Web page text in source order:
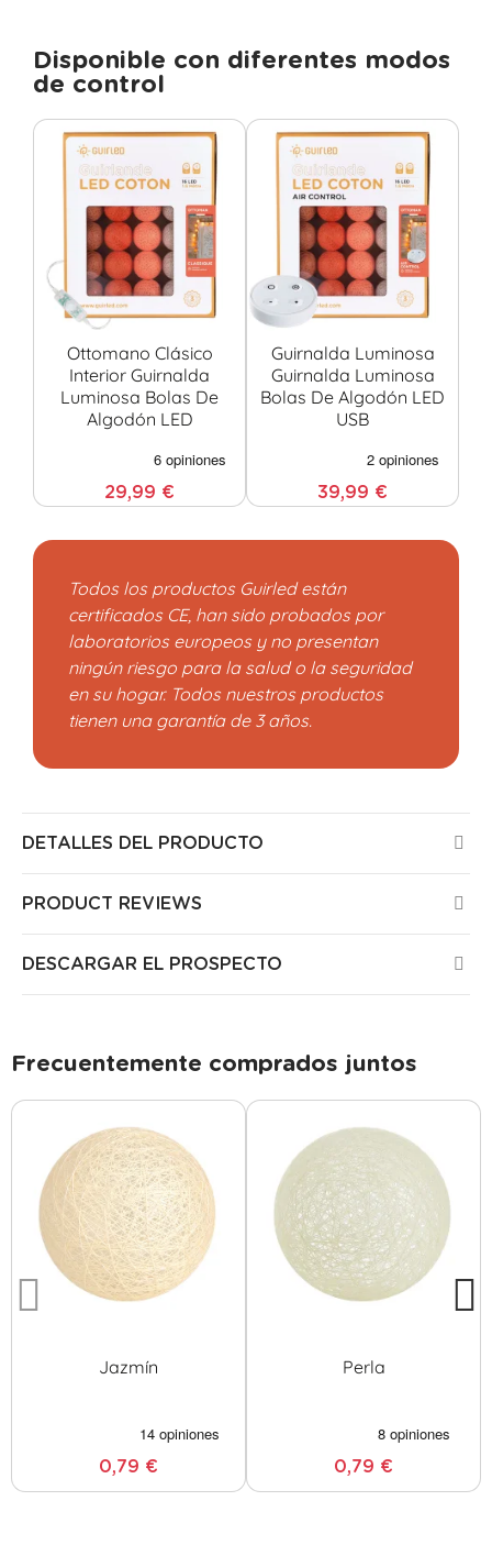
Disponible con diferentes modos
de control
Ottomano Clásico
Interior Guirnalda
Luminosa Bolas De
Algodón LED
29,99 €
Guirnalda Luminosa
Guirnalda Luminosa
Bolas De Algodón LED
USB
39,99 €
Todos los productos Guirled están
certificados CE, han sido probados por
laboratorios europeos y no presentan
ningún riesgo para la salud o la seguridad
en su hogar. Todos nuestros productos
tienen una garantía de 3 años.
DETALLES DEL PRODUCTO
PRODUCT REVIEWS
DESCARGAR EL PROSPECTO
Frecuentemente comprados juntos
Jazmín
0,79 €
Perla
0,79 €